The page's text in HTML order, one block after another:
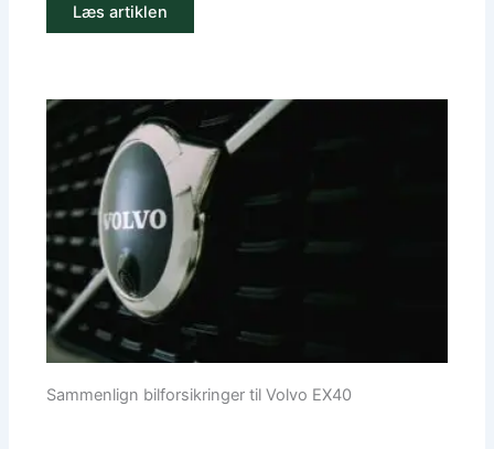
Læs artiklen
Sammenlign bilforsikringer til Volvo EX40